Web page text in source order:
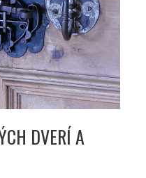
DVERÍ A